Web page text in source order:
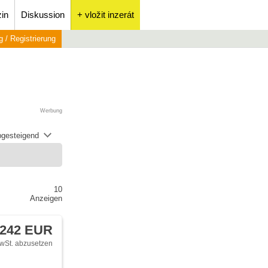
Diskussion + vložit inzerát
/ Registrierung
Werbung
10
Anzeigen
EUR
abzusetzen